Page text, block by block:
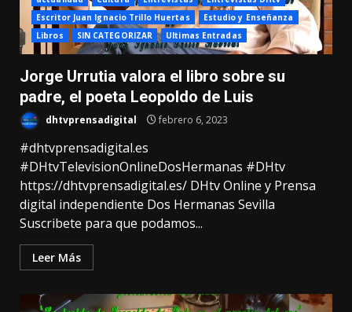
Escritor Juan Ignacio Trillo Huertas
Estudio y Enseñanza
Libros
SIN CATEGORIZAR Ultimas Entradas
Jorge Urrutia valora el libro sobre su
padre, el poeta Leopoldo de Luis
dhtvprensadigital febrero 6, 2023
#dhtvprensadigital.es
#DHtvTelevisionOnlineDosHermanas​ #DHtv​
https://dhtvprensadigital.es/ DHtv Online y Prensa
digital independiente Dos Hermanas Sevilla
Suscribete para que podamos...
Leer Más